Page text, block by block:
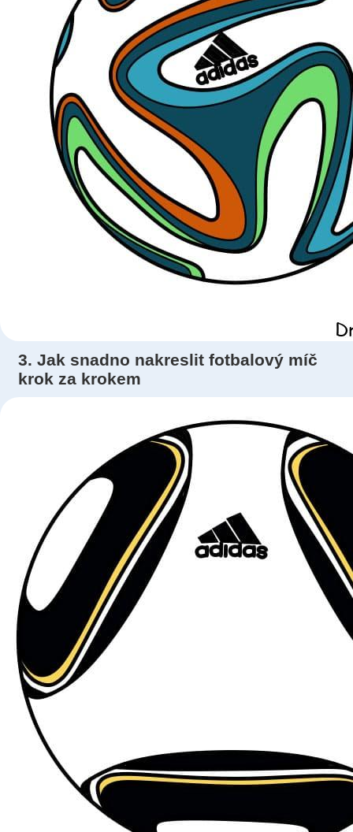
3. Jak snadno nakreslit fotbalový míč
krok za krokem